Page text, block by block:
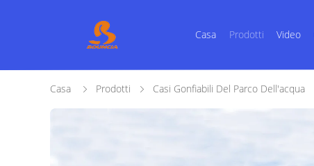
Casa Prodotti Video
Casa Prodotti Casi Gonfiabili Del Parco Dell'acqua